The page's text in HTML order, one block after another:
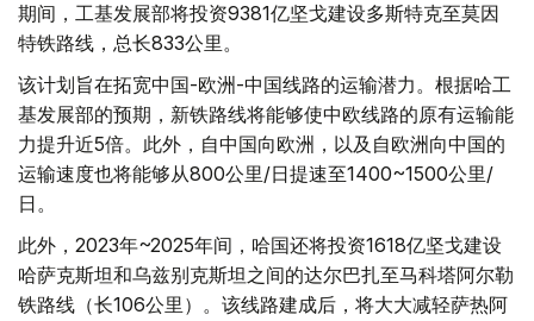
期间，工基发展部将投资9381亿坚戈建设多斯特克至莫因
特铁路线，总长833公里。
该计划旨在拓宽中国-欧洲-中国线路的运输潜力。根据哈工
基发展部的预期，新铁路线将能够使中欧线路的原有运输能
力提升近5倍。此外，自中国向欧洲，以及自欧洲向中国的
运输速度也将能够从800公里/日提速至1400~1500公里/
日。
此外，2023年~2025年间，哈国还将投资1618亿坚戈建设
哈萨克斯坦和乌兹别克斯坦之间的达尔巴扎至马科塔阿尔勒
铁路线（长106公里）。该线路建成后，将大大减轻萨热阿